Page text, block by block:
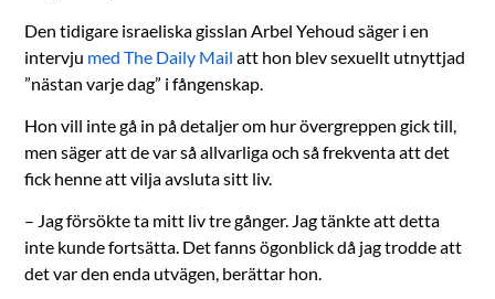
Den tidigare israeliska gisslan Arbel Yehoud säger i en
intervju med The Daily Mail att hon blev sexuellt utnyttjad
”nästan varje dag” i fångenskap.
Hon vill inte gå in på detaljer om hur övergreppen gick till,
men säger att de var så allvarliga och så frekventa att det
fick henne att vilja avsluta sitt liv.
– Jag försökte ta mitt liv tre gånger. Jag tänkte att detta
inte kunde fortsätta. Det fanns ögonblick då jag trodde att
det var den enda utvägen, berättar hon.